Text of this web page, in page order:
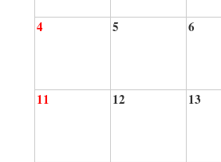
4 5 6
11 12 13